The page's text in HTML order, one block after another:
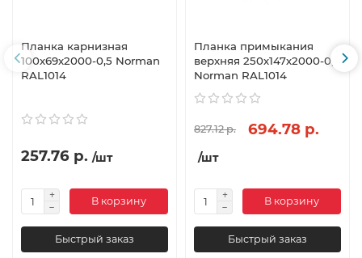
Планка карнизная
100х69х2000-0,5 Norman
RAL1014
257.76 р. /шт
В корзину
Быстрый заказ
Планка примыкания
верхняя 250х147х2000-0,5
Norman RAL1014
827.12 р. 694.78 р.
/шт
В корзину
Быстрый заказ